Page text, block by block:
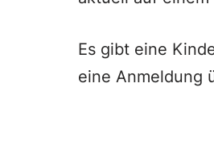
Es gibt eine
eine Anmeldung